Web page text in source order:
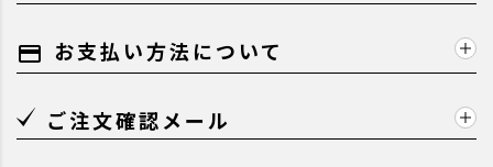
payment お支払い方法について
ご注文確認メール